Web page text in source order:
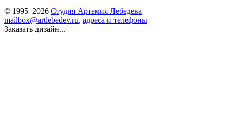
© 1995–2026 Студия Артемия Лебедева
mailbox@artlebedev.ru, адреса и телефоны
Заказать дизайн...